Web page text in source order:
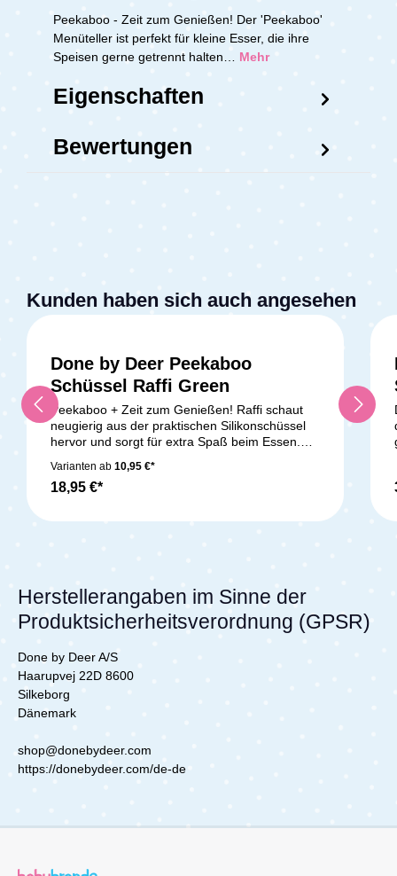
Peekaboo - Zeit zum Genießen! Der 'Peekaboo'
Menüteller ist perfekt für kleine Esser, die ihre
Speisen gerne getrennt halten… Mehr
Eigenschaften
Bewertungen
Kunden haben sich auch angesehen
Done by Deer Peekaboo
Schüssel Raffi Green
Peekaboo + Zeit zum Genießen! Raffi schaut
neugierig aus der praktischen Silikonschüssel
hervor und sorgt für extra Spaß beim Essen.
erleichtert es den kleinen Essern, das Essen
auf den Löffel zu schieben. Die entzückende
Silikon, ist bruchsicher, rutschfest und für
kleiner Langhals stibitzt gerne mal einen
Bissen… Die praktische grüne Schüssel passt
perfekt zur restlichen Peekaboo-
ansprechenden Geschenkbox geliefert.
Lieferumfang:Silikon Peekaboo Schüssel Raffi
Varianten ab 10,95 €*
18,95 €*
Herstellerangaben im Sinne der
Produktsicherheitsverordnung (GPSR)
Done by Deer A/S
Haarupvej 22D 8600
Silkeborg
Dänemark
shop@donebydeer.com
https://donebydeer.com/de-de